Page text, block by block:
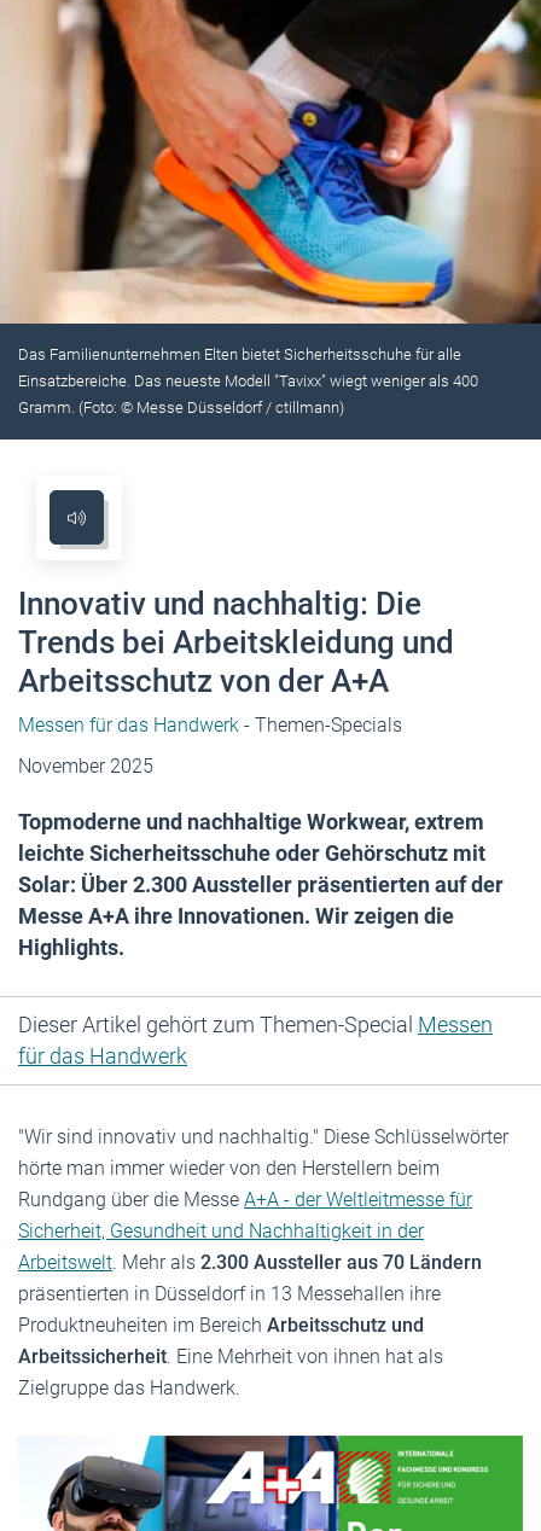
Das Familienunternehmen Elten bietet Sicherheitsschuhe für alle
Einsatzbereiche. Das neueste Modell "Tavixx" wiegt weniger als 400
Gramm. (Foto: © Messe Düsseldorf / ctillmann)
Innovativ und nachhaltig: Die
Trends bei Arbeitskleidung und
Arbeitsschutz von der A+A
Messen für das Handwerk - Themen-Specials
November 2025
Topmoderne und nachhaltige Workwear, extrem
leichte Sicherheitsschuhe oder Gehörschutz mit
Solar: Über 2.300 Aussteller präsentierten auf der
Messe A+A ihre Innovationen. Wir zeigen die
Highlights.
Dieser Artikel gehört zum Themen-Special Messen
für das Handwerk
"Wir sind innovativ und nachhaltig." Diese Schlüsselwörter
hörte man immer wieder von den Herstellern beim
Rundgang über die Messe A+A - der Weltleitmesse für
Sicherheit, Gesundheit und Nachhaltigkeit in der
Arbeitswelt. Mehr als 2.300 Aussteller aus 70 Ländern
präsentierten in Düsseldorf in 13 Messehallen ihre
Produktneuheiten im Bereich Arbeitsschutz und
Arbeitssicherheit. Eine Mehrheit von ihnen hat als
Zielgruppe das Handwerk.